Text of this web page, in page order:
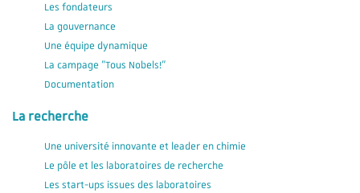
Les fondateurs
La gouvernance
Une équipe dynamique
La campage "Tous Nobels!"
Documentation
La recherche
Une université innovante et leader en chimie
Le pôle et les laboratoires de recherche
Les start-ups issues des laboratoires